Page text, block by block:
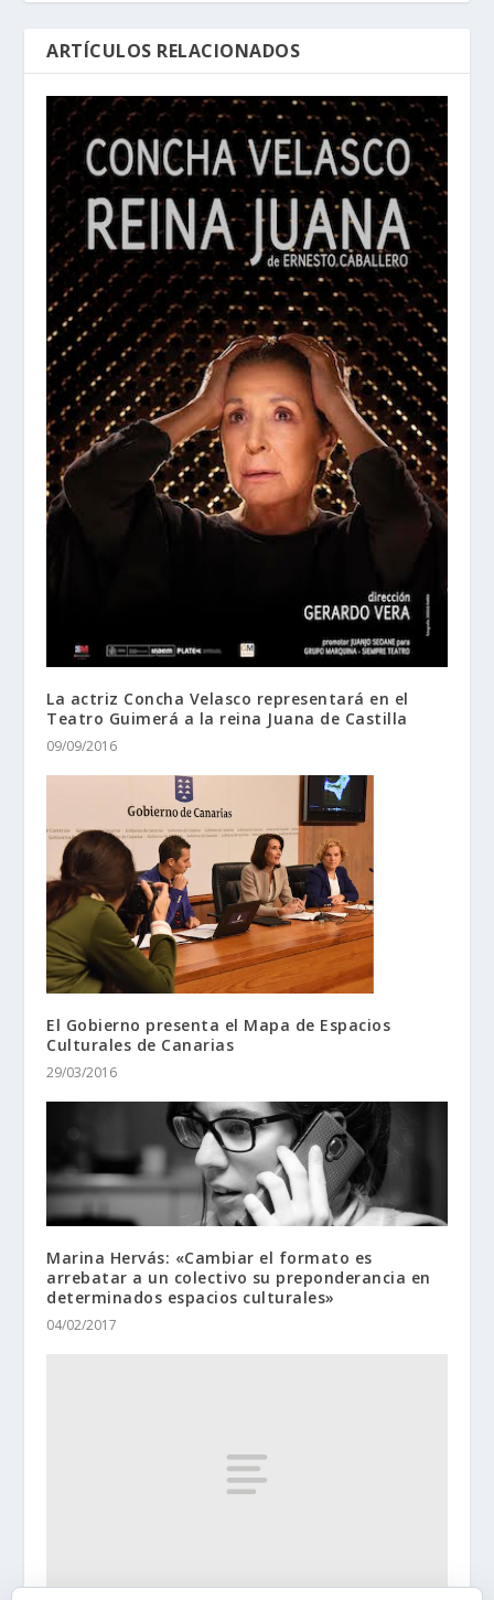
ARTÍCULOS RELACIONADOS
La actriz Concha Velasco representará en el
Teatro Guimerá a la reina Juana de Castilla
09/09/2016
El Gobierno presenta el Mapa de Espacios
Culturales de Canarias
29/03/2016
Marina Hervás: «Cambiar el formato es
arrebatar a un colectivo su preponderancia en
determinados espacios culturales»
04/02/2017